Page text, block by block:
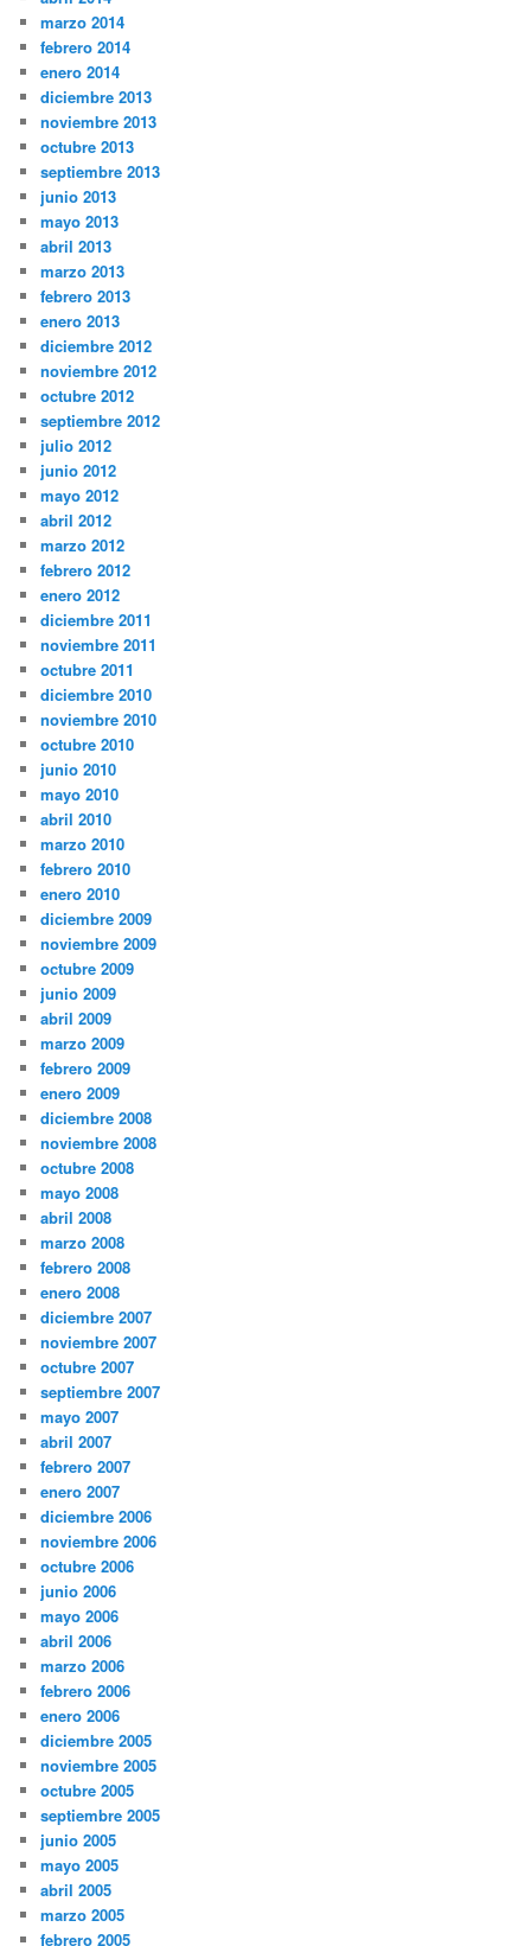
marzo 2014
febrero 2014
enero 2014
diciembre 2013
noviembre 2013
octubre 2013
septiembre 2013
junio 2013
mayo 2013
abril 2013
marzo 2013
febrero 2013
enero 2013
diciembre 2012
noviembre 2012
octubre 2012
septiembre 2012
julio 2012
junio 2012
mayo 2012
abril 2012
marzo 2012
febrero 2012
enero 2012
diciembre 2011
noviembre 2011
octubre 2011
diciembre 2010
noviembre 2010
octubre 2010
junio 2010
mayo 2010
abril 2010
marzo 2010
febrero 2010
enero 2010
diciembre 2009
noviembre 2009
octubre 2009
junio 2009
abril 2009
marzo 2009
febrero 2009
enero 2009
diciembre 2008
noviembre 2008
octubre 2008
mayo 2008
abril 2008
marzo 2008
febrero 2008
enero 2008
diciembre 2007
noviembre 2007
octubre 2007
septiembre 2007
mayo 2007
abril 2007
febrero 2007
enero 2007
diciembre 2006
noviembre 2006
octubre 2006
junio 2006
mayo 2006
abril 2006
marzo 2006
febrero 2006
enero 2006
diciembre 2005
noviembre 2005
octubre 2005
septiembre 2005
junio 2005
mayo 2005
abril 2005
marzo 2005
febrero 2005